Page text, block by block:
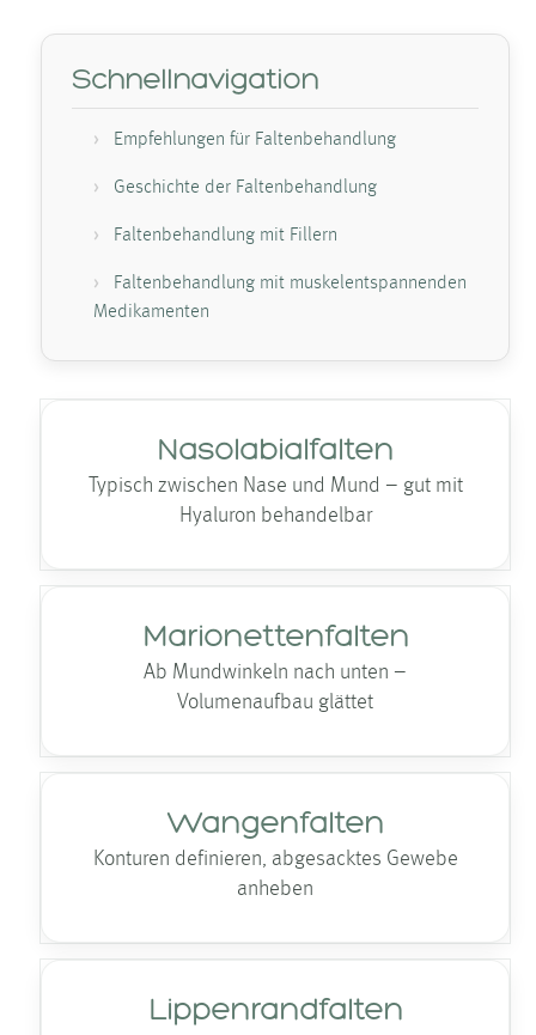
Schnellnavigation
Empfehlungen für Falten­behandlung
Geschichte der Falten­behandlung
Falten­behandlung mit Fillern
Falten­behandlung mit muskelentspannenden
Medikamenten
Nasolabialfalten
Typisch zwischen Nase und Mund – gut mit
Hyaluron behandelbar
Marionettenfalten
Ab Mundwinkeln nach unten –
Volumenaufbau glättet
Wangenfalten
Konturen definieren, abgesacktes Gewebe
anheben
Lippenrandfalten